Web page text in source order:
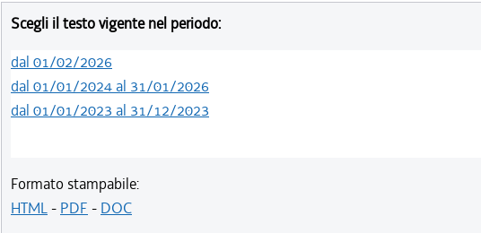
Scegli il testo vigente nel periodo:
dal 01/02/2026
dal 01/01/2024 al 31/01/2026
dal 01/01/2023 al 31/12/2023
Formato stampabile:
HTML- PDF - DOC